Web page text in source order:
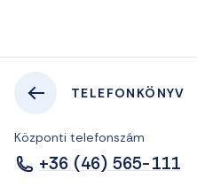
TELEFONKÖNYV
Központi telefonszám
+36 (46) 565-111